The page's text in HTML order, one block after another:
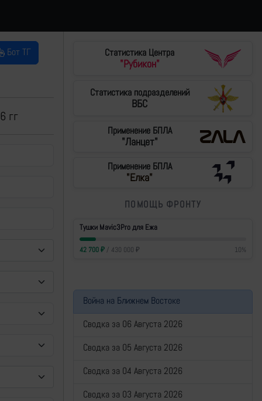
Бот ТГ
гг
Статистика Центра
"Рубикон"
Статистика подразделений
ВБС
Применение БПЛА
"Ланцет"
Применение БПЛА
"Елка"
ПОМОЩЬ ФРОНТУ
Тушки Mavic3Pro для Ежа
42 700₽/ 430 000 ₽ 10%
Война на Ближнем Востоке
Сводка за 06 Августа 2026
Сводка за 05 Августа 2026
Сводка за 04 Августа 2026
Сводка за 03 Августа 2026